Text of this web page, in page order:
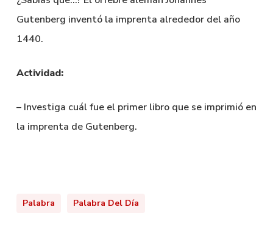
Gutenberg inventó la imprenta alrededor del año
1440.
Actividad:
– Investiga cuál fue el primer libro que se imprimió en
la imprenta de Gutenberg.
Palabra Palabra Del Día